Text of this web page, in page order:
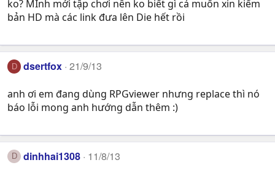
ko? MÌnh mới tập chơi nên ko biết gì cả muốn xin kiếm
bản HD mà các link đưa lên Die hết rồi
D dsertfox 21/9/13
anh ơi em đang dùng RPGviewer nhưng replace thì nó
báo lỗi mong anh hướng dẫn thêm :)
D dinhhai1308 11/8/13